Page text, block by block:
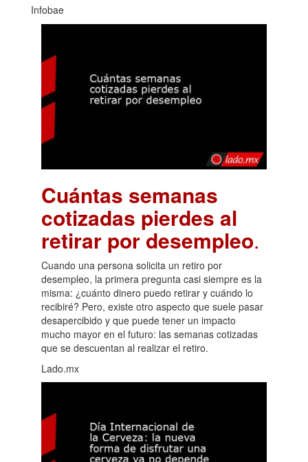
Infobae
Cuántas semanas
cotizadas pierdes al
retirar por desempleo.
Cuando una persona solicita un retiro por
desempleo, la primera pregunta casi siempre es la
misma: ¿cuánto dinero puedo retirar y cuándo lo
recibiré? Pero, existe otro aspecto que suele pasar
desapercibido y que puede tener un impacto
mucho mayor en el futuro: las semanas cotizadas
que se descuentan al realizar el retiro.
Lado.mx